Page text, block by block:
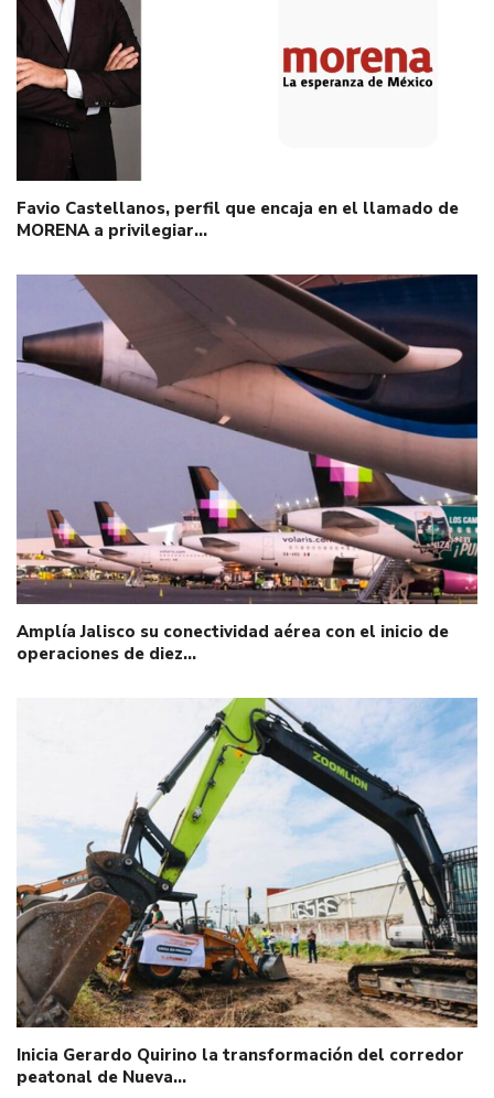
Favio Castellanos, perfil que encaja en el llamado de
MORENA a privilegiar…
Amplía Jalisco su conectividad aérea con el inicio de
operaciones de diez…
Inicia Gerardo Quirino la transformación del corredor
peatonal de Nueva…